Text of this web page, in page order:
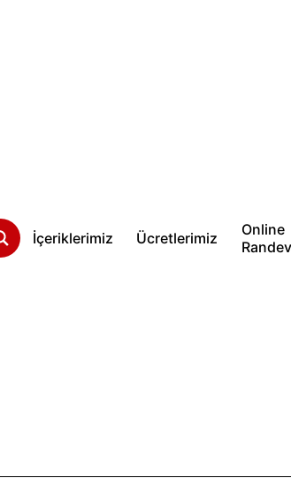
İçeriklerimiz Ücretlerimiz
Online